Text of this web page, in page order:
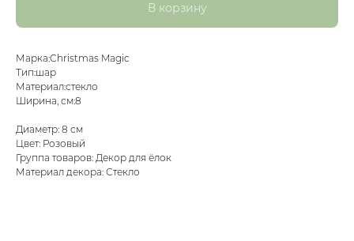
В корзину
Марка:Christmas Magic
Тип:шар
Материал:стекло
Ширина, см:8
Диаметр: 8 см
Цвет: Розовый
Группа товаров: Декор для ёлок
Материал декора: Стекло